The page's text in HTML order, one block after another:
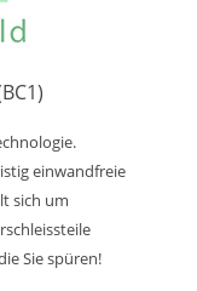
einwandfreie
sich um
Sie spüren!